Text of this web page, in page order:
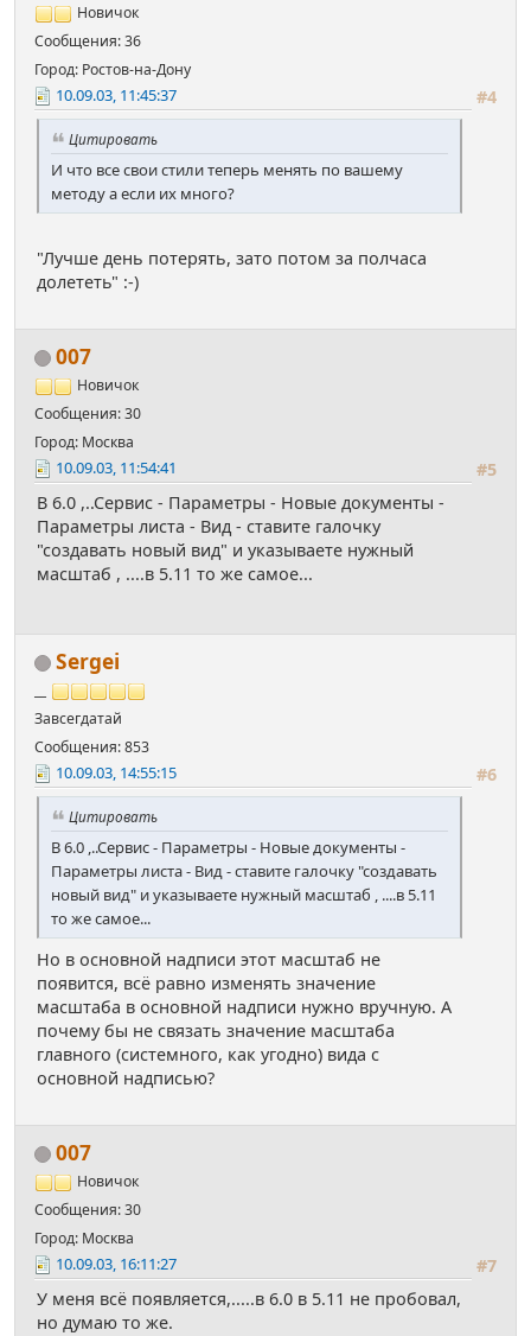
Новичок
Сообщения: 36
Город: Ростов-на-Дону
#4
10.09.03, 11:45:37
Цитировать
И что все свои стили теперь менять по вашему
методу а если их много?
"Лучше день потерять, зато потом за полчаса
долететь" :-)
007
Новичок
Сообщения: 30
Город: Москва
#5
10.09.03, 11:54:41
В 6.0 ,..Сервис - Параметры - Новые документы -
Параметры листа - Вид - ставите галочку
"создавать новый вид" и указываете нужный
масштаб , ....в 5.11 то же самое...
Sergei
Завсегдатай
Сообщения: 853
#6
10.09.03, 14:55:15
Цитировать
В 6.0 ,..Сервис - Параметры - Новые документы -
Параметры листа - Вид - ставите галочку "создавать
новый вид" и указываете нужный масштаб , ....в 5.11
то же самое...
Но в основной надписи этот масштаб не
появится, всё равно изменять значение
масштаба в основной надписи нужно вручную. А
почему бы не связать значение масштаба
главного (системного, как угодно) вида с
основной надписью?
007
Новичок
Сообщения: 30
Город: Москва
#7
10.09.03, 16:11:27
У меня всё появляется,.....в 6.0 в 5.11 не пробовал,
но думаю то же.